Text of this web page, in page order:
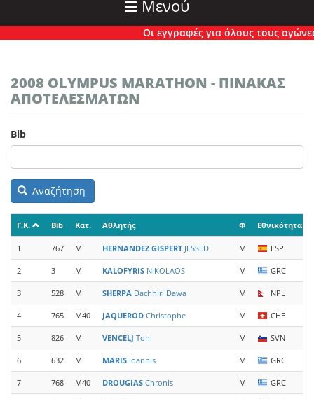
Μενού
Οι εγγραφές για όλους τους αγώνες
2008 OLYMPUS MARATHON - ΠΙΝΑΚΑΣ
ΑΠΟΤΕΛΕΣΜΑΤΩΝ
Bib
Αναζήτηση
Γ.Κ. Bib Κατ. Αθλητής Φ Εθνικότητα
1 767 M HERNANDEZ GISPERTJESSED M ESP
2 3 M KALOFYRIS NIKOLAOS M GRC
3 528 M SHERPA Dachhiri Dawa M NPL
4 765 M40 JAQUEROD Christophe M CHE
5 826 M VENCELJ Toni M SVN
6 632 M MARIS Ioannis M GRC
7 768 M40 DROUGIAS Chronis M GRC